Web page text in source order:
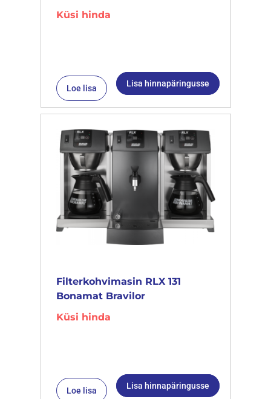
Küsi hinda
Loe lisa Lisa hinnapäringusse
Filterkohvimasin RLX 131
Bonamat Bravilor
Küsi hinda
Loe lisa Lisa hinnapäringusse